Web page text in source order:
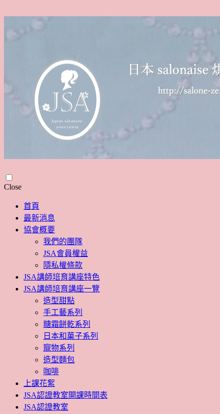
CloseSkip
content
首頁
最新消息
協會概要
我們的團隊
JSA會員權益
隱私權條款
JSA講師培育講座特色
JSA講師培育講座一覽
造型甜點
手工藝系列
糖霜餅乾系列
日本和菓子系列
寵物系列
造型麵包
咖啡
上課花絮
JSA認證教室開課時間表
JSA認證教室